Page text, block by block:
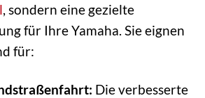
, sondern eine gezielte
für Ihre Yamaha. Sie eignen
für:
Die verbesserte